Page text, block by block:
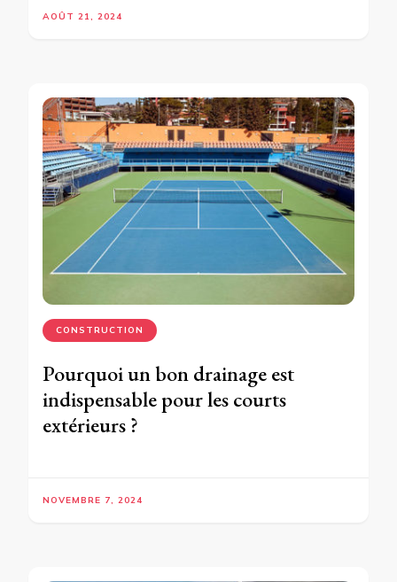
AOÛT 21, 2024
CONSTRUCTION
Pourquoi un bon drainage est
indispensable pour les courts
extérieurs ?
NOVEMBRE 7, 2024